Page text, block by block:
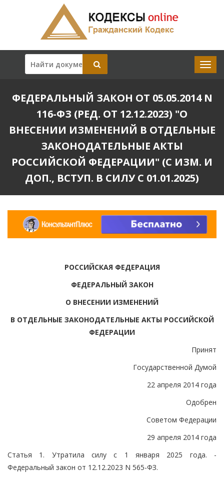
ФЕДЕРАЛЬНЫЙ ЗАКОН ОТ 05.05.2014 N
116-ФЗ (РЕД. ОТ 12.12.2023) "О
ВНЕСЕНИИ ИЗМЕНЕНИЙ В ОТДЕЛЬНЫЕ
ЗАКОНОДАТЕЛЬНЫЕ АКТЫ
РОССИЙСКОЙ ФЕДЕРАЦИИ" (С ИЗМ. И
ДОП., ВСТУП. В СИЛУ С 01.01.2025)
РОССИЙСКАЯ ФЕДЕРАЦИЯ
ФЕДЕРАЛЬНЫЙ ЗАКОН
О ВНЕСЕНИИ ИЗМЕНЕНИЙ
В ОТДЕЛЬНЫЕ ЗАКОНОДАТЕЛЬНЫЕ АКТЫ РОССИЙСКОЙ
ФЕДЕРАЦИИ
Принят
Государственной Думой
22 апреля 2014 года
Одобрен
Советом Федерации
29 апреля 2014 года
Статья 1. Утратила силу с 1 января 2025 года. -
Федеральный закон от 12.12.2023 N 565-ФЗ.